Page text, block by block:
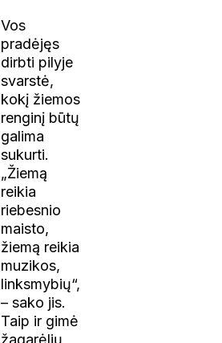
Vos
pradėjęs
dirbti pilyje
svarstė,
kokį žiemos
renginį būtų
galima
sukurti.
„Žiemą
reikia
riebesnio
maisto,
žiemą reikia
muzikos,
linksmybių“,
– sako jis.
Taip ir gimė
žagarėlių